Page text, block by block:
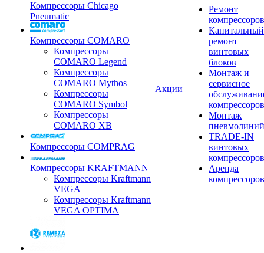
Компрессоры Chicago
Pneumatic
Компрессоры COMARO
Компрессоры
COMARO Legend
Компрессоры
COMARO Mythos
Компрессоры
COMARO Symbol
Компрессоры
COMARO XB
Компрессоры COMPRAG
Компрессоры KRAFTMANN
Компрессоры Kraftmann
VEGA
Компрессоры Kraftmann
VEGA OPTIMA
Акции
Ремонт
компрессоров
Капитальный
ремонт
винтовых
блоков
Монтаж и
сервисное
компрессоров
Монтаж
пневмолиний
TRADE-IN
винтовых
компрессоров
Аренда
компрессоров